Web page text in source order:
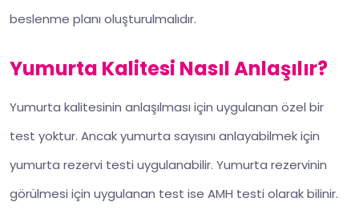
beslenme planı oluşturulmalıdır.
Yumurta Kalitesi Nasıl Anlaşılır?
Yumurta kalitesinin anlaşılması için uygulanan özel bir
test yoktur. Ancak yumurta sayısını anlayabilmek için
yumurta rezervi testi uygulanabilir. Yumurta rezervinin
görülmesi için uygulanan test ise AMH testi olarak bilinir.